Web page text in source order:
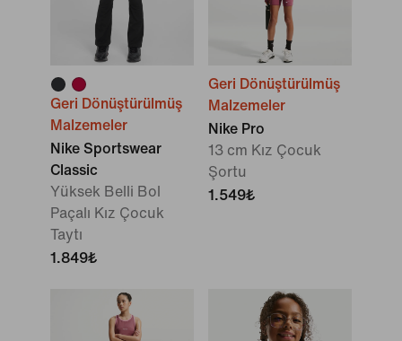
Geri Dönüştürülmüş
Malzemeler
Nike Sportswear
Classic
Yüksek Belli Bol
Paçalı Kız Çocuk
Taytı
1.849₺
Geri Dönüştürülmüş
Malzemeler
Nike Pro
13 cm Kız Çocuk
Şortu
1.549₺